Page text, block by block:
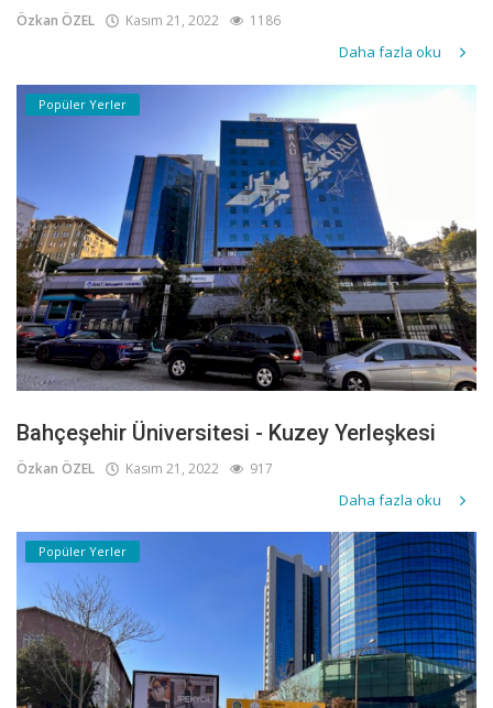
Özkan ÖZEL Kasım 21, 2022 1186
Daha fazla oku
Popüler Yerler
Bahçeşehir Üniversitesi - Kuzey Yerleşkesi
Özkan ÖZEL Kasım 21, 2022 917
Daha fazla oku
Popüler Yerler